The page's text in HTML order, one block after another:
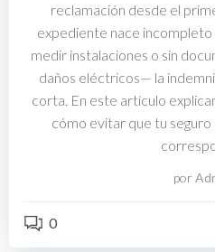
reclamación desde el
expediente nace
medir instalaciones o sin
daños eléctricos— la
corta. En este artículo
cómo evitar que tu seguro
por
0